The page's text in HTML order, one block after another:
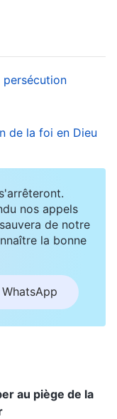
le clairement
ceci ou cela, le
sûrement
et l’œuvre
portent autorité
la foi. Satan
pour
foi en Dieu,
avec
mon mari : « Je
Ce n’est pas
sans
du PCC. Si
je suis
persécution
de la foi en Dieu
nos appels
de notre
la bonne
au piège de la